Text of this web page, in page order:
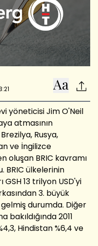
yöneticisi Jim O'Neil
atmasının
Rusya,
ve İngilizce
oluşan BRIC kavramı
BRIC ülkelerinin
13 trilyon USD'yi
3. büyük
durumda. Diğer
2011
Hindistan %6,4 ve